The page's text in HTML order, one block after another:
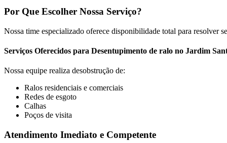
Por Que Escolher Nossa Serviço?
Nossa time especializado oferece disponibilidade total para resolver
Serviços Oferecidos para Desentupimento de ralo no Jardim
Nossa equipe realiza desobstrução de:
Ralos residenciais e comerciais
Redes de esgoto
Calhas
Poços de visita
Atendimento Imediato e Competente